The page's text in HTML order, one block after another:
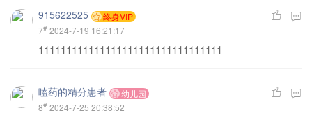
915622525
终身VIP
7# 2024-7-19 16:21:17
111111111111111111111111111111111
嗑药的精分患者
幼儿园
8# 2024-7-25 20:38:52